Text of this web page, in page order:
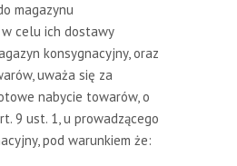
magazynu
celu ich dostawy
konsygnacyjny, oraz
uważa się za
nabycie towarów, o
9 ust. 1, u prowadzącego
pod warunkiem że: